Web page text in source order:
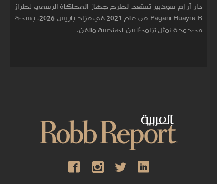
دار آر إم سوذبيز تستعد لطرح جهاز المحاكاة الرسمي لطراز
Pagani Huayra R من عام 2021 في مزاد باريس 2026، بنسخة
محدودة تمثل تزاوجًا بين الهندسة والفن.